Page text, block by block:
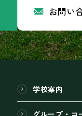
お問い
学校案内
グループ・コ